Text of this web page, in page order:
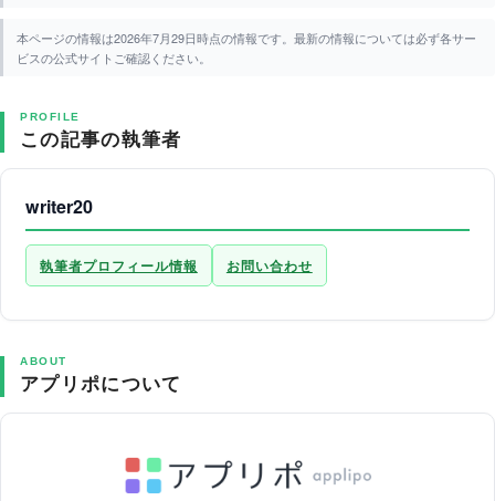
本ページの情報は2026年7月29日時点の情報です。最新の情報については必ず各サー
ビスの公式サイトご確認ください。
PROFILE
この記事の執筆者
writer20
執筆者プロフィール情報 お問い合わせ
ABOUT
アプリポについて